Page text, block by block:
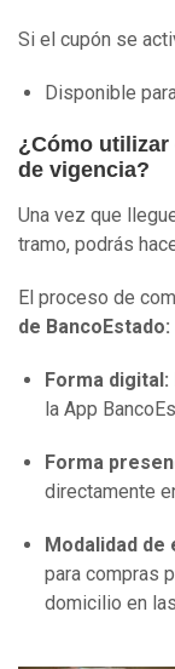
Si el cupón se
Disponible
¿Cómo utilizar
de vigencia?
Una vez que
tramo, podrás
El proceso de
de BancoEstado:
Forma digital:
la App
Forma
directamente
Modalidad de
para compras
domicilio en